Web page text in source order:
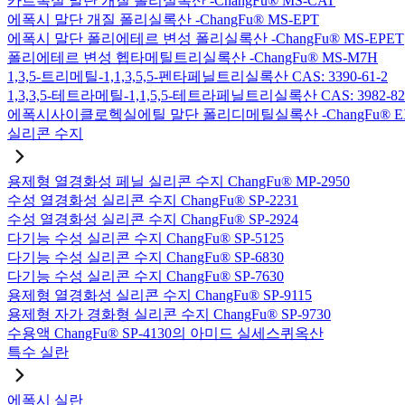
에폭시 말단 개질 폴리실록산 -ChangFu® MS-EPT
에폭시 말단 폴리에테르 변성 폴리실록산 -ChangFu® MS-EPET
폴리에테르 변성 헵타메틸트리실록산 -ChangFu® MS-M7H
1,3,5-트리메틸-1,1,3,5,5-펜타페닐트리실록산 CAS: 3390-61-2
1,3,3,5-테트라메틸-1,1,5,5-테트라페닐트리실록산 CAS: 3982-
에폭시사이클로헥실에틸 말단 폴리디메틸실록산 -ChangFu®
실리콘 수지
용제형 열경화성 페닐 실리콘 수지 ChangFu® MP-2950
수성 열경화성 실리콘 수지 ChangFu® SP-2231
수성 열경화성 실리콘 수지 ChangFu® SP-2924
다기능 수성 실리콘 수지 ChangFu® SP-5125
다기능 수성 실리콘 수지 ChangFu® SP-6830
다기능 수성 실리콘 수지 ChangFu® SP-7630
용제형 열경화성 실리콘 수지 ChangFu® SP-9115
용제형 자가 경화형 실리콘 수지 ChangFu® SP-9730
수용액 ChangFu® SP-4130의 아미드 실세스퀴옥산
특수 실란
에폭시 실란